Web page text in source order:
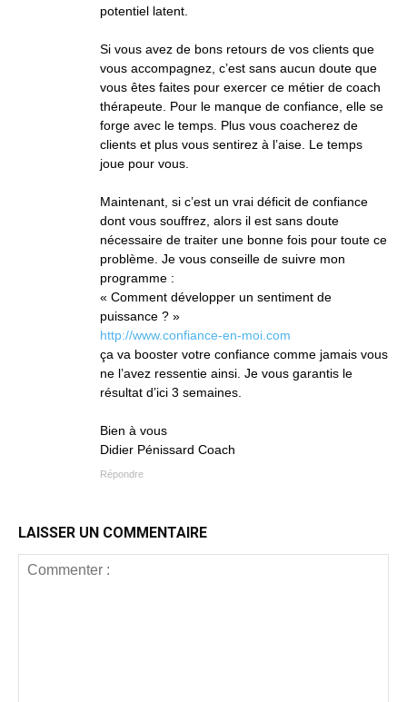
potentiel latent.
Si vous avez de bons retours de vos clients que
vous accompagnez, c’est sans aucun doute que
vous êtes faites pour exercer ce métier de coach
thérapeute. Pour le manque de confiance, elle se
forge avec le temps. Plus vous coacherez de
clients et plus vous sentirez à l’aise. Le temps
joue pour vous.
Maintenant, si c’est un vrai déficit de confiance
dont vous souffrez, alors il est sans doute
nécessaire de traiter une bonne fois pour toute ce
problème. Je vous conseille de suivre mon
programme :
« Comment développer un sentiment de
puissance ? »
http://www.confiance-en-moi.com
ça va booster votre confiance comme jamais vous
ne l’avez ressentie ainsi. Je vous garantis le
résultat d’ici 3 semaines.
Bien à vous
Didier Pénissard Coach
Répondre
LAISSER UN COMMENTAIRE